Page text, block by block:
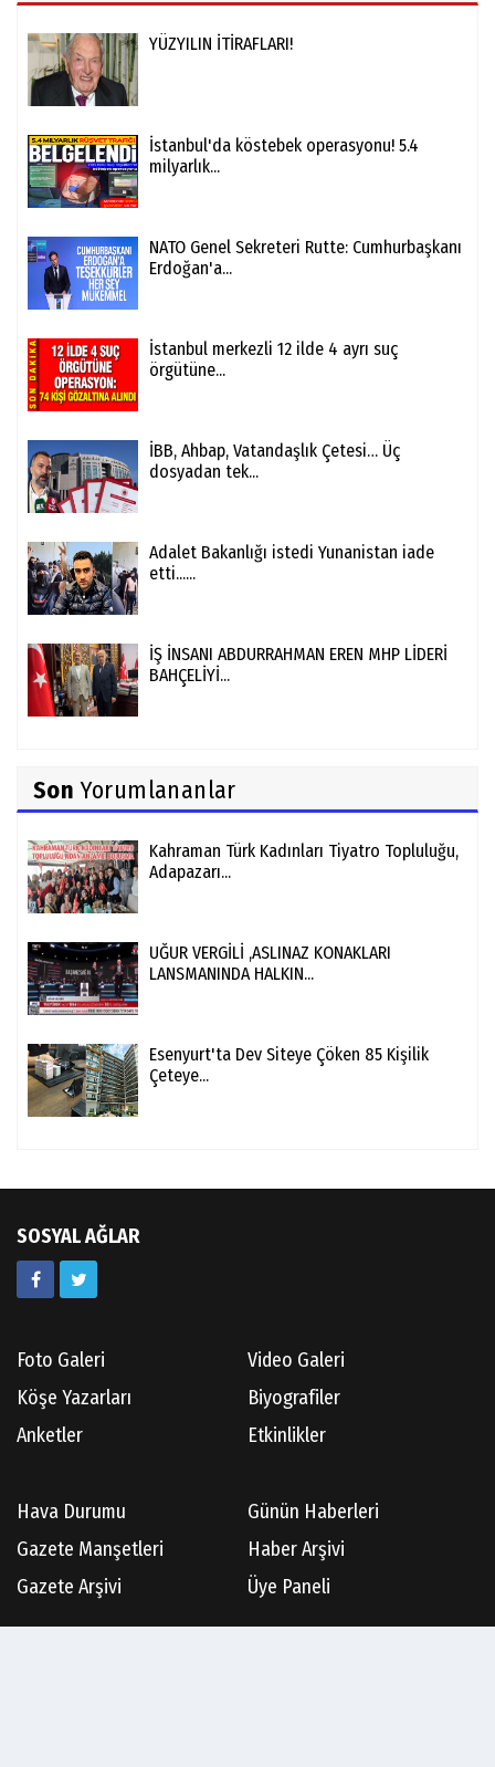
YÜZYILIN İTİRAFLARI!
İstanbul'da köstebek operasyonu! 5.4
milyarlık...
NATO Genel Sekreteri Rutte: Cumhurbaşkanı
Erdoğan'a...
İstanbul merkezli 12 ilde 4 ayrı suç
örgütüne...
İBB, Ahbap, Vatandaşlık Çetesi… Üç
dosyadan tek...
Adalet Bakanlığı istedi Yunanistan iade
etti......
İŞ İNSANI ABDURRAHMAN EREN MHP LİDERİ
BAHÇELİYİ...
Son Yorumlananlar
Kahraman Türk Kadınları Tiyatro Topluluğu,
Adapazarı...
UĞUR VERGİLİ ,ASLINAZ KONAKLARI
LANSMANINDA HALKIN...
Esenyurt'ta Dev Siteye Çöken 85 Kişilik
Çeteye...
SOSYAL AĞLAR
Foto Galeri
Video Galeri
Köşe Yazarları
Biyografiler
Anketler
Etkinlikler
Hava Durumu
Günün Haberleri
Gazete Manşetleri
Haber Arşivi
Gazete Arşivi
Üye Paneli